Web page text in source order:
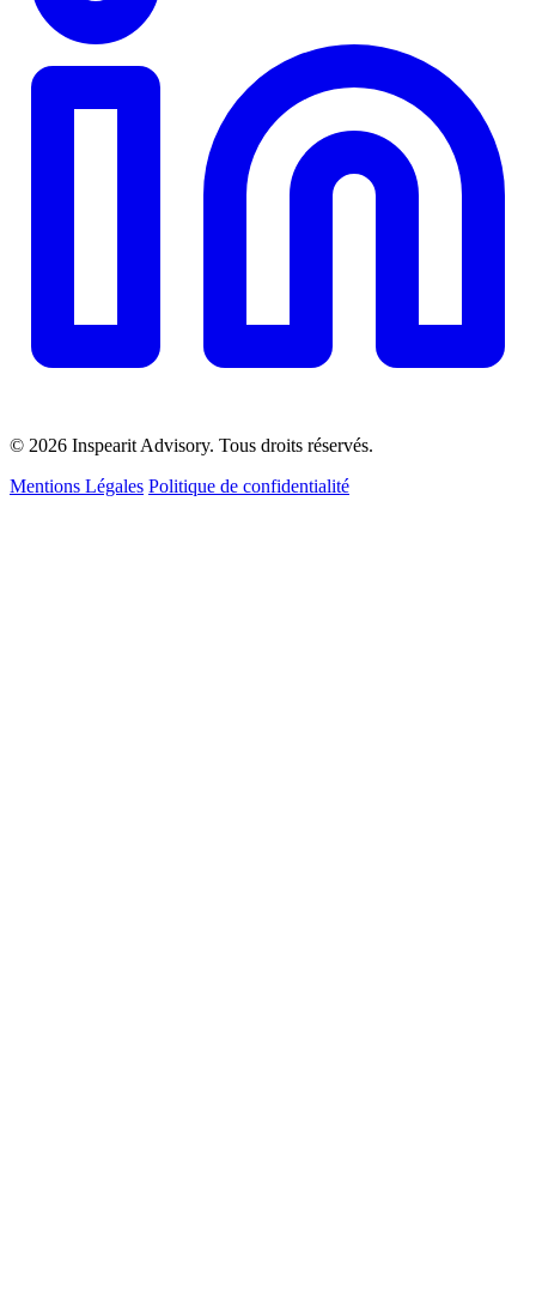
© 2026 Inspearit Advisory. Tous droits réservés.
Mentions Légales Politique de confidentialité